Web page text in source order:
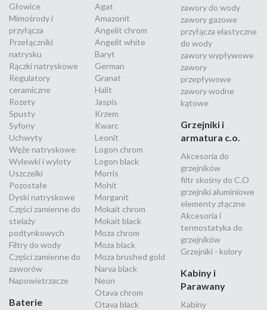
Głowice
Mimośrody i
przyłącza
Przełączniki
natrysku
Rączki natryskowe
Regulatory
ceramiczne
Rozety
Spusty
Syfony
Uchwyty
Węże natryskowe
Wylewki i wyloty
Uszczelki
Pozostałe
Dyski natryskowe
Części zamienne do
stelaży
podtynkowych
Filtry do wody
Części zamienne do
zaworów
Napowietrzacze
Baterie
Agat
Amazonit
Angelit chrom
Angelit white
Baryt
German
Granat
Halit
Jaspis
Krzem
Kwarc
Leonit
Logon chrom
Logon black
Morris
Mohit
Morganit
Mokait chrom
Mokait black
Moza chrom
Moza black
Moza brushed gold
Narva black
Neon
Otava chrom
Otava black
zawory do wody
zawory gazowe
przyłącza elastyczne
do wody
zawory wypływowe
zawory
przepływowe
zawory wodne
kątowe
Grzejniki i
armatura c.o.
Akcesoria do
grzejników
filtr skośny do C.O
grzejniki aluminiowe
elementy złączne
Akcesoria i
termostatyka do
grzejników
Grzejniki - kolory
Kabiny i
Parawany
Kabiny